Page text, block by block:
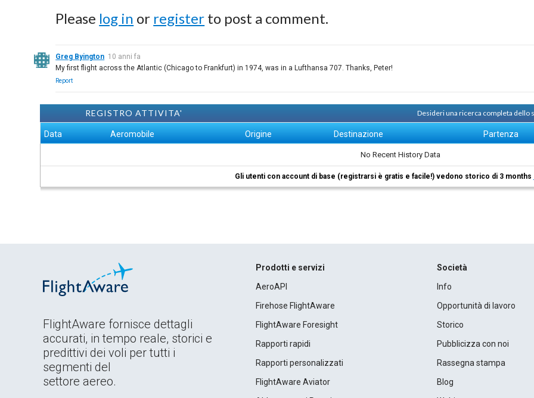
Please log in or register to post a comment.
Greg Byington 10 anni fa
My first flight across the Atlantic (Chicago to Frankfurt) in 1974, was in a Lufthansa 707. Thanks, Peter!
Report
REGISTRO ATTIVITA' Desideri una ricerca completa dello
Data Aeromobile Origine Destinazione Partenza
No Recent History Data
Gli utenti con account di base (registrarsi è gratis e facile!) vedono storico di 3 months
FlightAware fornisce dettagli
accurati, in tempo reale, storici e
predittivi dei voli per tutti i
segmenti del
settore aereo.
Prodotti e servizi
AeroAPI
Firehose FlightAware
FlightAware Foresight
Rapporti rapidi
Rapporti personalizzati
FlightAware Aviator
Società
Info
Opportunità di lavoro
Storico
Pubblicizza con noi
Rassegna stampa
Blog